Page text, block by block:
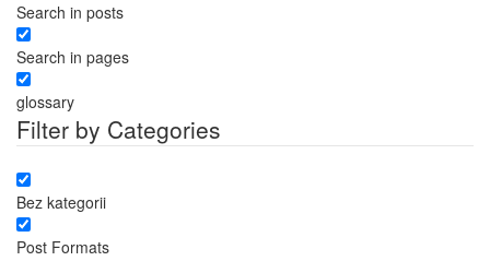
Search in posts
Search in pages
glossary
Filter by Categories
Bez kategorii
Post Formats